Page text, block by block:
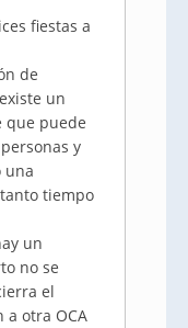
fiestas a
de
un
que puede
y
una
tiempo
un
no se
el
otra OCA